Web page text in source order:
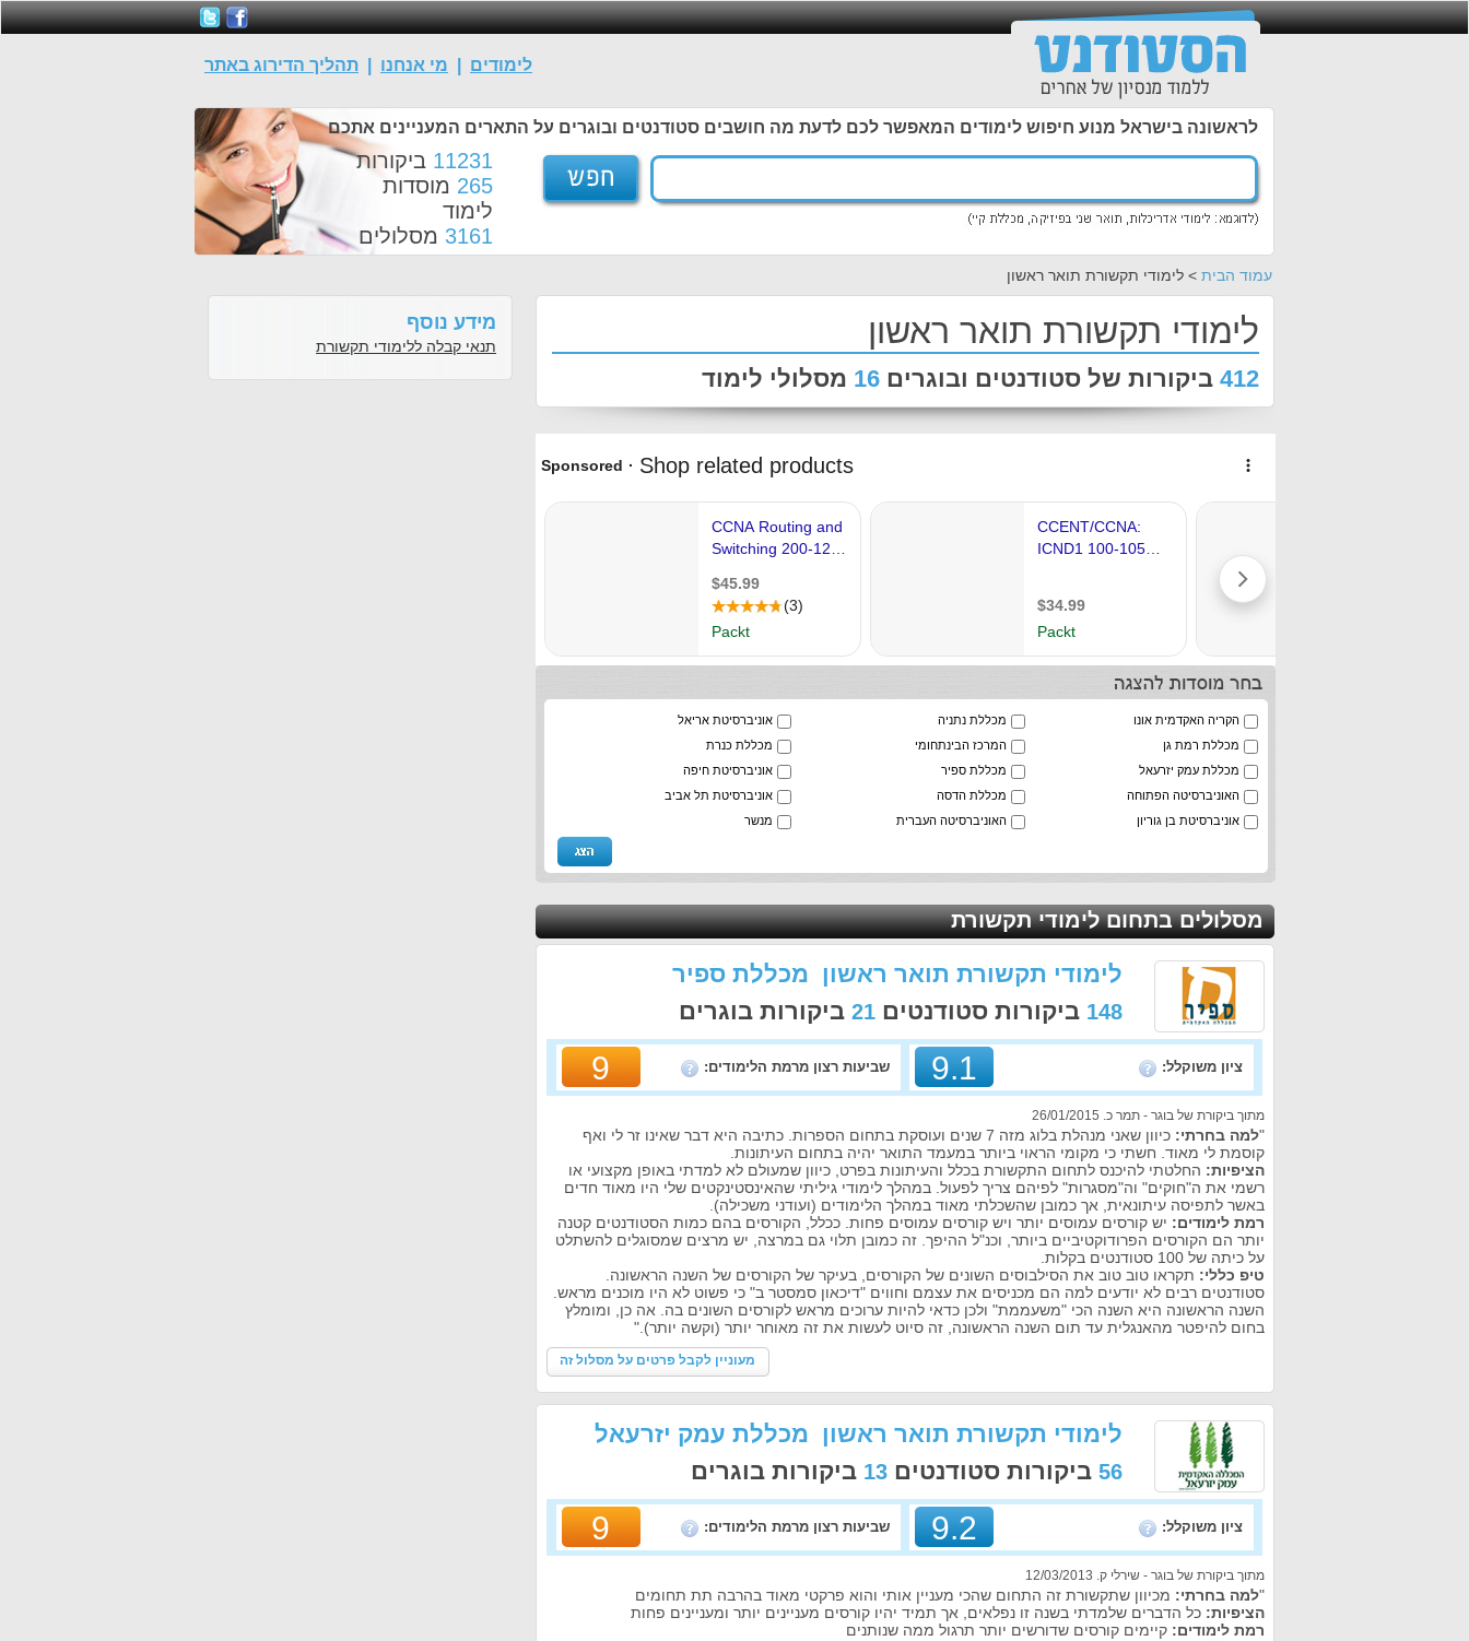
לימודים מי אנחנו תהליך הדירוג באתר
לראשונה בישראל מנוע חיפוש לימודים המאפשר לכם לדעת מה חושבים סטודנטים ובוגרים על התארים המעניינים אתכם
11231 ביקורות
265 מוסדות
לימוד
3161 מסלולים
עמוד הבית > לימודי תקשורת תואר ראשון
לימודי תקשורת תואר ראשון
412 ביקורות של סטודנטים ובוגרים16 מסלולי לימוד
הקריה האקדמית אונו מכללת נתניה
אוניברסיטת אריאל
מכללת רמת גן
המרכז הבינתחומי
מכללת כנרת
מכללת עמק יזרעאל
מכללת ספיר
אוניברסיטת חיפה
האוניברסיטה הפתוחה
מכללת הדסה
אוניברסיטת תל אביב
אוניברסיטת בן גוריון
האוניברסיטה העברית מנשר
מסלולים בתחום לימודי תקשורת
לימודי תקשורת תואר ראשון מכללת ספיר
148 ביקורות סטודנטים21 ביקורות בוגרים
ציון משוקלל: 9.1 שביעות רצון מרמת הלימודים: 9
מתוך ביקורת של בוגר - תמר כ. 26/01/2015
"למה בחרתי:
כיוון שאני מנהלת בלוג מזה 7 שנים ועוסקת בתחום הספרות. כתיבה היא דבר שאינו זר לי ואף
קוסמת לי מאוד. חשתי כי מקומי הראוי ביותר במעמד התואר יהיה בתחום העיתונות.
הציפיות: החלטתי להיכנס לתחום התקשורת בכלל והעיתונות בפרט, כיוון שמעולם לא למדתי באופן מקצועי או
רשמי את ה"חוקים" וה"מסגרות" לפיהם צריך לפעול. במהלך לימודי גיליתי שהאינסטינקטים שלי היו מאוד חדים
באשר לתפיסה עיתונאית, אך כמובן שהשכלתי מאוד במהלך הלימודים (ועודני משכילה).
רמת לימודים: יש קורסים עמוסים יותר ויש קורסים עמוסים פחות. ככלל, הקורסים בהם כמות הסטודנטים קטנה
יותר הם הקורסים הפרודוקטיביים ביותר, וכנ"ל ההיפך. זה כמובן תלוי גם במרצה, יש מרצים שמסוגלים להשתלט
על כיתה של 100 סטודנטים בקלות.
טיפ כללי: תקראו טוב טוב את הסילבוסים השונים של הקורסים, בעיקר של הקורסים של השנה הראשונה.
סטודנטים רבים לא יודעים למה הם מכניסים את עצמם וחווים "דיכאון סמסטר ב" כי פשוט לא היו מוכנים מראש.
השנה הראשונה היא השנה הכי "משעממת" ולכן כדאי להיות ערוכים מראש לקורסים השונים בה. אה כן, ומומלץ
בחום להיפטר מהאנגלית עד תום השנה הראשונה, זה סיוט לעשות את זה מאוחר יותר (וקשה יותר)."
מעוניין לקבל פרטים על מסלול זה
לימודי תקשורת תואר ראשון מכללת עמק יזרעאל
56 ביקורות סטודנטים13 ביקורות בוגרים
ציון משוקלל: 9.2 שביעות רצון מרמת הלימודים: 9
מתוך ביקורת של בוגר - שירלי ק. 12/03/2013
"למה בחרתי: מכיוון שתקשורת זה התחום שהכי מעניין אותי והוא פרקטי מאוד בהרבה תת תחומים
הציפיות: כל הדברים שלמדתי בשנה זו נפלאים, אך תמיד יהיו קורסים מעניינים יותר ומעניינים פחות
רמת לימודים: קיימים קורסים שדורשים יותר תרגול ממה שנותנים
מידע נוסף
תנאי קבלה ללימודי תקשורת